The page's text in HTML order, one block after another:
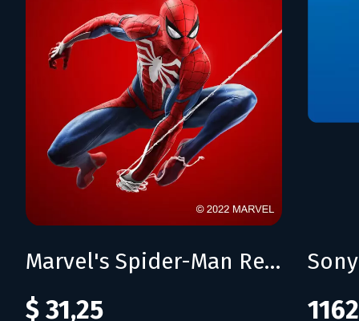
Marvel's Spider-Man Remastered
$ 31,25